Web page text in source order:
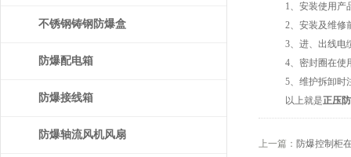
1、安装使用产品
2、安装及维修
3、进、出线电缆
4、密封圈在使用
5、维护拆卸时注
以上就是正压
上一篇： 防爆控制柜
不锈钢铸钢防爆盒
防爆配电箱
防爆接线箱
防爆轴流风机风扇